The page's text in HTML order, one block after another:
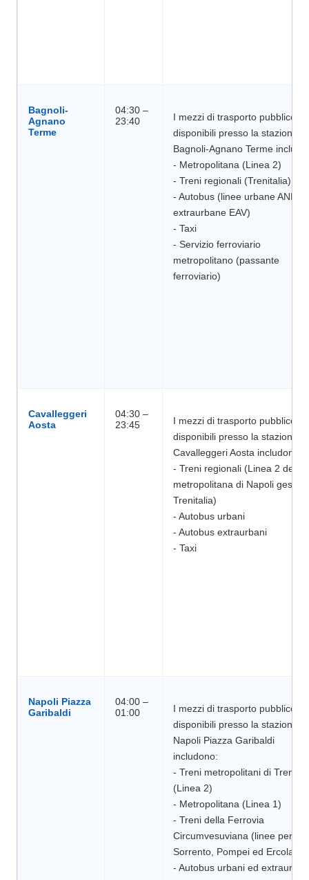
Bagnoli-
Agnano
04:30 –
I mezzi di trasporto pubblico
disponibili presso la stazione di
Bagnoli-Agnano Terme
- Metropolitana (Linea 2)
- Treni regionali (Trenitalia)
- Autobus (linee urbane ANM
extraurbane EAV)
- Taxi
- Servizio ferroviario
metropolitano (passante
Cavalleggeri
04:30 –
I mezzi di trasporto pubblico
disponibili presso la stazione di
Cavalleggeri Aosta includono:
- Treni regionali (Linea 2 della
metropolitana di Napoli gestita
Trenitalia)
- Autobus urbani
- Autobus extraurbani
Napoli Piazza
04:00 –
I mezzi di trasporto pubblico
disponibili presso la stazione di
Napoli Piazza Garibaldi
includono:
- Treni metropolitani di
(Linea 2)
- Metropolitana (Linea 1)
- Treni della Ferrovia
Circumvesuviana (linee per
Sorrento, Pompei ed Ercolano)
- Autobus urbani ed